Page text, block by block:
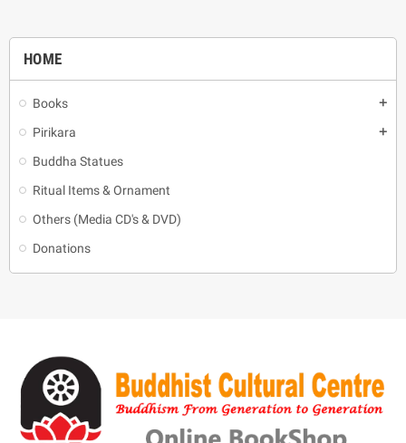
HOME
Books add
Pirikara add
Buddha Statues
Ritual Items & Ornament
Others (Media CD's & DVD)
Donations